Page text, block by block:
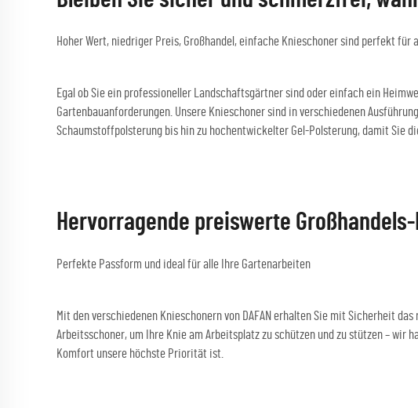
Hoher Wert, niedriger Preis, Großhandel, einfache Knieschoner sind perfekt für
Egal ob Sie ein professioneller Landschaftsgärtner sind oder einfach ein
Gartenbauanforderungen. Unsere Knieschoner sind in verschiedenen
Schaumstoffpolsterung bis hin zu hochentwickelter Gel-Polsterung, damit Sie
Hervorragende preiswerte
Perfekte Passform und ideal für alle Ihre Gartenarbeiten
Mit den verschiedenen Knieschonern von DAFAN erhalten Sie mit Sicherheit
Arbeitsschoner, um Ihre Knie am Arbeitsplatz zu schützen und zu stützen – wir
Komfort unsere höchste Priorität ist.